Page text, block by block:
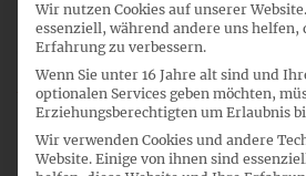
09:30
ganzen Tag - nicht öffentliche
Wir nutzen Cookies auf unserer
essenziell, während andere uns helfen,
Erfahrung zu verbessern.
Wenn Sie unter 16 Jahre alt sind und
optionalen Services geben möchten,
Erziehungsberechtigten um Erlaubnis
Wir verwenden Cookies und andere
Website. Einige von ihnen sind